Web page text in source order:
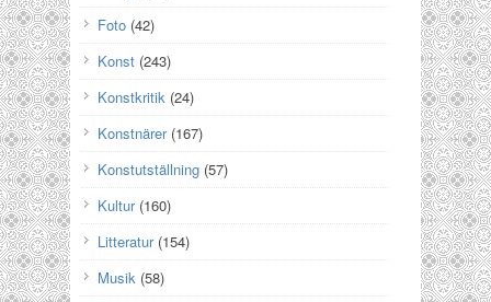
Foto (42)
Konst (243)
Konstkritik (24)
Konstnärer(167)
Konstutställning (57)
Kultur(160)
Litteratur(154)
Musik (58)